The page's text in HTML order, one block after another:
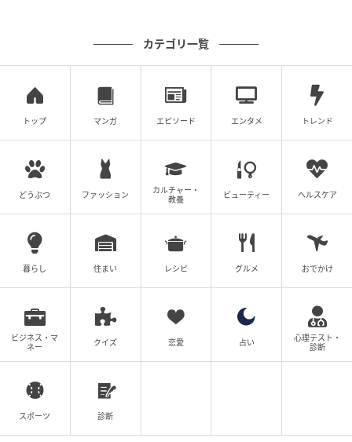
カテゴリ一覧
トップ マンガ エピソード エンタメ トレンド
どうぶつ ファッション
カルチャー・
教養
ビューティー ヘルスケア
暮らし 住まい レシピ グルメ おでかけ
ビジネス・マ
ネー
クイズ 恋愛 占い
心理テスト・
診断
スポーツ 診断